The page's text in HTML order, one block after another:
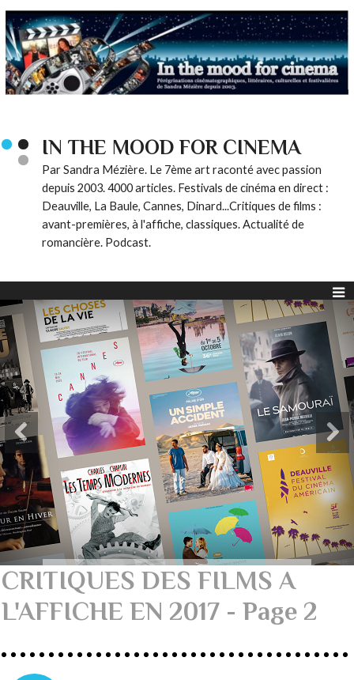
IN THE MOOD FOR CINEMA
Par Sandra Mézière. Le 7ème art raconté avec passion
depuis 2003. 4000 articles. Festivals de cinéma en direct :
Deauville, La Baule, Cannes, Dinard...Critiques de films :
avant-premières, à l'affiche, classiques. Actualité de
romancière. Podcast.
CRITIQUES DES FILMS A
L'AFFICHE EN 2017 - Page 2